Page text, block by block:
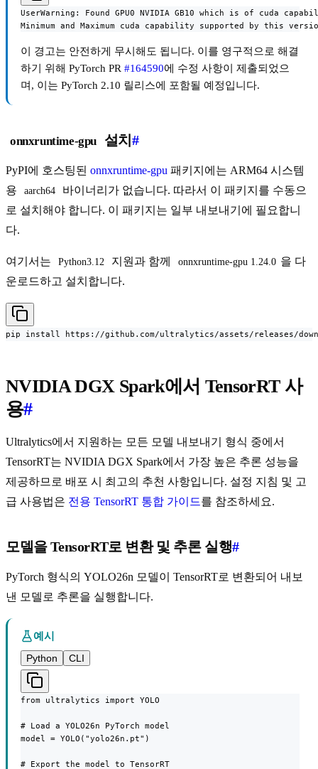
UserWarning: Found GPU0 NVIDIA GB10 which is of cuda
Minimum and Maximum cuda capability supported by this
이 경고는 안전하게 무시해도 됩니다. 이를 영구적으로 해결
하기 위해 PyTorch PR #164590에 수정 사항이 제출되었으
며, 이는 PyTorch 2.10 릴리스에 포함될 예정입니다.
onnxruntime-gpu 설치#
PyPI에 호스팅된 onnxruntime-gpu 패키지에는 ARM64 시스템
용
aarch64
바이너리가 없습니다. 따라서 이 패키지를 수동으
로 설치해야 합니다. 이 패키지는 일부 내보내기에 필요합니
다.
여기서는 Python3.12 지원과 함께 onnxruntime-gpu 1.24.0 을 다
운로드하고 설치합니다.
pip install https://github.com/ultralytics/assets/releases/
NVIDIA DGX Spark에서 TensorRT 사
용#
Ultralytics에서 지원하는 모든 모델 내보내기 형식 중에서
TensorRT는 NVIDIA DGX Spark에서 가장 높은 추론 성능을
제공하므로 배포 시 최고의 추천 사항입니다. 설정 지침 및 고
급 사용법은 전용 TensorRT 통합 가이드를 참조하세요.
모델을 TensorRT로 변환 및 추론 실행#
PyTorch 형식의 YOLO26n 모델이 TensorRT로 변환되어 내보
낸 모델로 추론을 실행합니다.
예시
Python
CLI
from ultralytics import YOLO
# Load a YOLO26n PyTorch model
model = YOLO("yolo26n.pt")
# Export the model to TensorRT